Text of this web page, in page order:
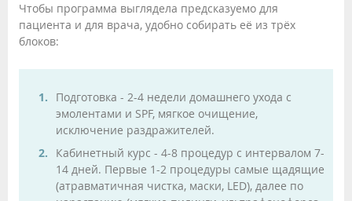
Чтобы программа выглядела предсказуемо для
пациента и для врача, удобно собирать её из трёх
блоков:
Подготовка - 2-4 недели домашнего ухода с
эмолентами и SPF, мягкое очищение,
исключение раздражителей.
Кабинетный курс - 4-8 процедур с интервалом 7-
14 дней. Первые 1-2 процедуры самые щадящие
(атравматичная чистка, маски, LED), далее по